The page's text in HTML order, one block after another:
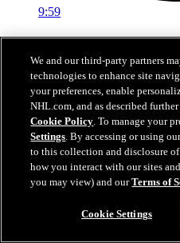
9:59
Match condensé : DAL
Match condensé : Stars vs Wild,
26 avr. 2026
We and our third-party partners
technologies to enhance site
your preferences, enable
NHL.com, and as described
Cookie Policy. To manage your
Settings. By accessing or using
to this collection and disclosure
how you interact with our sites
you may view) and ourTerms of
Cookie Settings